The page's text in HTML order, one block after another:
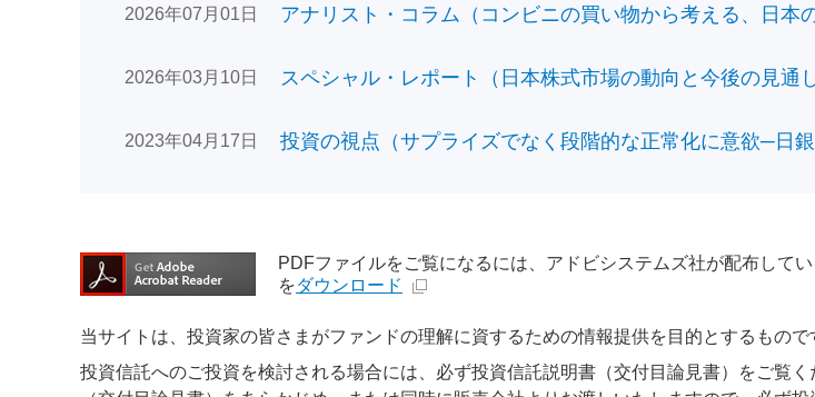
2026年07月01日 アナリスト・コラム（コンビニの買い物から考える、日本
2026年03月10日 スペシャル・レポート（日本株式市場の動向と今後の見通
2023年04月17日 投資の視点（サプライズでなく段階的な正常化に意欲─日
PDFファイルをご覧になるには、アドビシステムズ社が配布して
をダウンロード
当サイトは、投資家の皆さまがファンドの理解に資するための情報提供を目的とするもので
投資信託へのご投資を検討される場合には、必ず投資信託説明書（交付目論見書）をご覧